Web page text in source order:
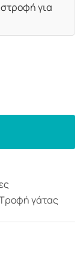
για
γάτας